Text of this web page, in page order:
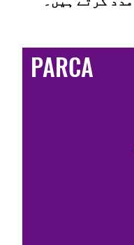
PARCA